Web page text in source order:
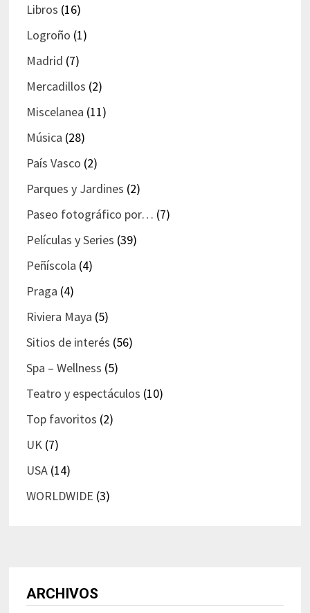
Libros (16)
Logroño (1)
Madrid (7)
Mercadillos (2)
Miscelanea (11)
Música (28)
País Vasco (2)
Parques y Jardines (2)
Paseo fotográfico por… (7)
Películas y Series (39)
Peñíscola (4)
Praga (4)
Riviera Maya (5)
Sitios de interés (56)
Spa – Wellness (5)
Teatro y espectáculos (10)
Top favoritos (2)
UK(7)
USA(14)
WORLDWIDE (3)
ARCHIVOS